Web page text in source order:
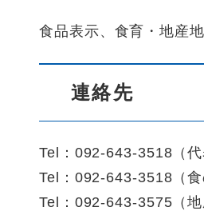
食品表示、食育・地産
連絡先
Tel：092-643-3518 （
Tel：092-643-3518 （
Tel：092-643-3575 （